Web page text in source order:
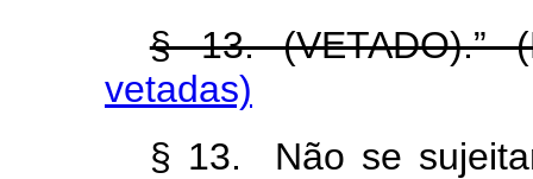
§ 13. (VETADO).”
vetadas)
§ 13. Não se